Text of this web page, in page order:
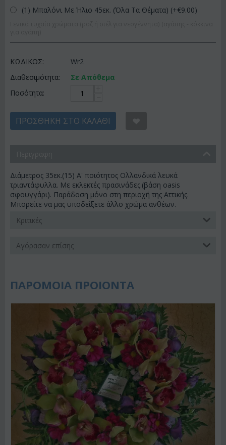
(1) Μπαλόνι Με Ήλιο 45εκ. (Όλα Τα Θέματα) (+€9.00)
ΚΩΔΙΚΟΣ:
Wr2
Διαθεσιμότητα:
Σε Απόθεμα
Ποσότητα:
ΠΡΟΣΘΉΚΗ ΣΤΟ ΚΑΛΆΘΙ
Διάμετρος 35εκ.(15) A' ποιότητος Ολλανδικά λευκά
τριαντάφυλλα. Με εκλεκτές πρασινάδες.(βάση oasis
σφουγγάρι). Παράδοση μόνο στη περιοχή της Αττικής.
Μπορείτε να μας υποδείξετε άλλο χρώμα ανθέων.
Κριτικές
Αγόρασαν επίσης
ΠΑΡΟΜΟΙΑ ΠΡΟΙΟΝΤΑ